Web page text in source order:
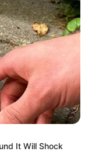
Mute
Mendez
It Will Shock